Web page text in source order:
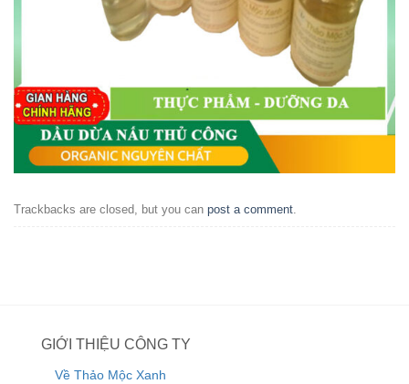
Trackbacks are closed, but you can post a comment.
GIỚI THIỆU CÔNG TY
Về Thảo Mộc Xanh